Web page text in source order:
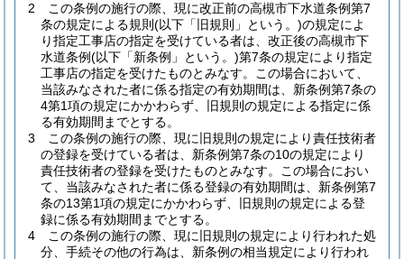
2
この条例の施行の際、現に改正前の高槻市下水道条例第7
条の規定による規則 (以下「旧規則」という。)の規定によ
り指定工事店の指定を受けている者は、改正後の高槻市下
水道条例(以下「新条例」という。)第7条の規定により指定
工事店の指定を受けたものとみなす。
この場合において、
当該みなされた者に係る指定の有効期間は、新条例第7条の
4第1項の規定にかかわらず、旧規則の規定による指定に係
る有効期間までとする。
3
この条例の施行の際、現に旧規則の規定により責任技術者
の登録を受けている者は、新条例第7条の10の規定により
責任技術者の登録を受けたものとみなす。
この場合におい
て、当該みなされた者に係る登録の有効期間は、新条例第7
条の13第1項の規定にかかわらず、旧規則の規定による登
録に係る有効期間までとする。
4
この条例の施行の際、現に旧規則の規定により行われた処
分、手続その他の行為は、新条例の相当規定により行われ